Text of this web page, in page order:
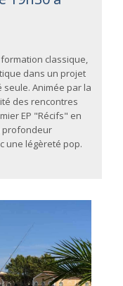
classique,
dans un projet
Animée par la
des rencontres
EP "Récifs" en
profondeur
une légèreté pop.